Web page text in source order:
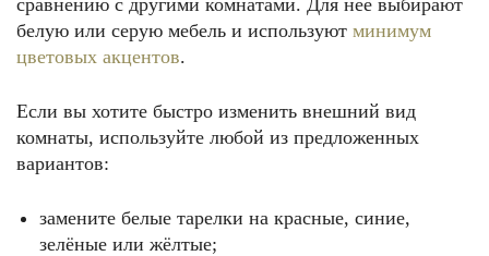
сравнению с другими комнатами. Для неё выбирают
белую или серую мебель и используют минимум
цветовых акцентов.
Если вы хотите быстро изменить внешний вид
комнаты, используйте любой из предложенных
вариантов:
замените белые тарелки на красные, синие,
зелёные или жёлтые;